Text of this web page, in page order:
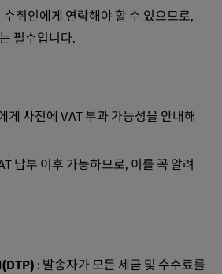
수취인에게 연락해야 할 수 있으므로,
필수입니다.
게 사전에 VAT 부과 가능성을 안내해
납부 이후 가능하므로, 이를 꼭 알려
: 발송자가 모든 세금 및 수수료를